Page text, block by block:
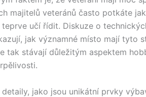
majitelů veteránů často potkáte
učí řídit. Diskuze o
jak významné místo mají tyto
tak stávají důležitým aspektem
detaily, jako jsou unikátní prvky